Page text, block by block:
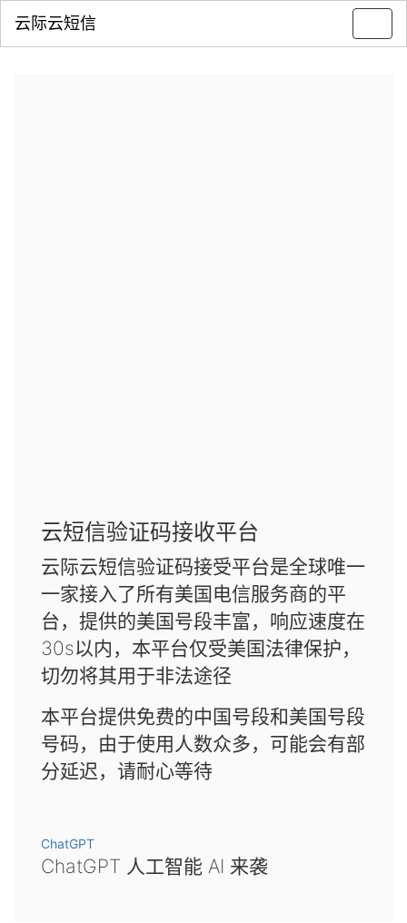
云际云短信
云短信验证码接收平台
云际云短信验证码接受平台是全球唯一
一家接入了所有美国电信服务商的平
台，提供的美国号段丰富，响应速度在
30s以内，本平台仅受美国法律保护，
切勿将其用于非法途径
本平台提供免费的中国号段和美国号段
号码，由于使用人数众多，可能会有部
分延迟，请耐心等待
ChatGPT
ChatGPT 人工智能 AI 来袭